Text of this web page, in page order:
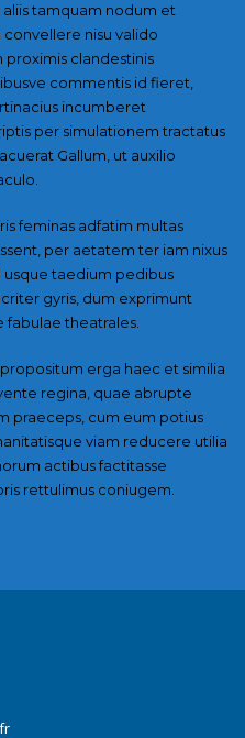
tamquam nodum et
nisu valido
clandestinis
commentis id fieret,
incumberet
per simulationem tractatus
Gallum, ut auxilio
feminas adfatim multas
per aetatem ter iam nixus
taedium pedibus
gyris, dum exprimunt
fabulae theatrales.
erga haec et similia
regina, quae abrupte
praeceps, cum eum potius
viam reducere utilia
actibus factitasse
rettulimus coniugem.